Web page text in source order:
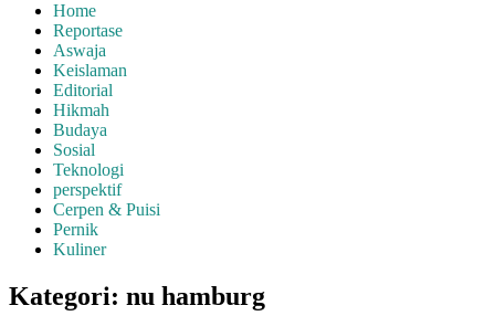
Home
Reportase
Aswaja
Keislaman
Editorial
Hikmah
Budaya
Sosial
Teknologi
perspektif
Cerpen & Puisi
Pernik
Kuliner
Kategori: nu hamburg